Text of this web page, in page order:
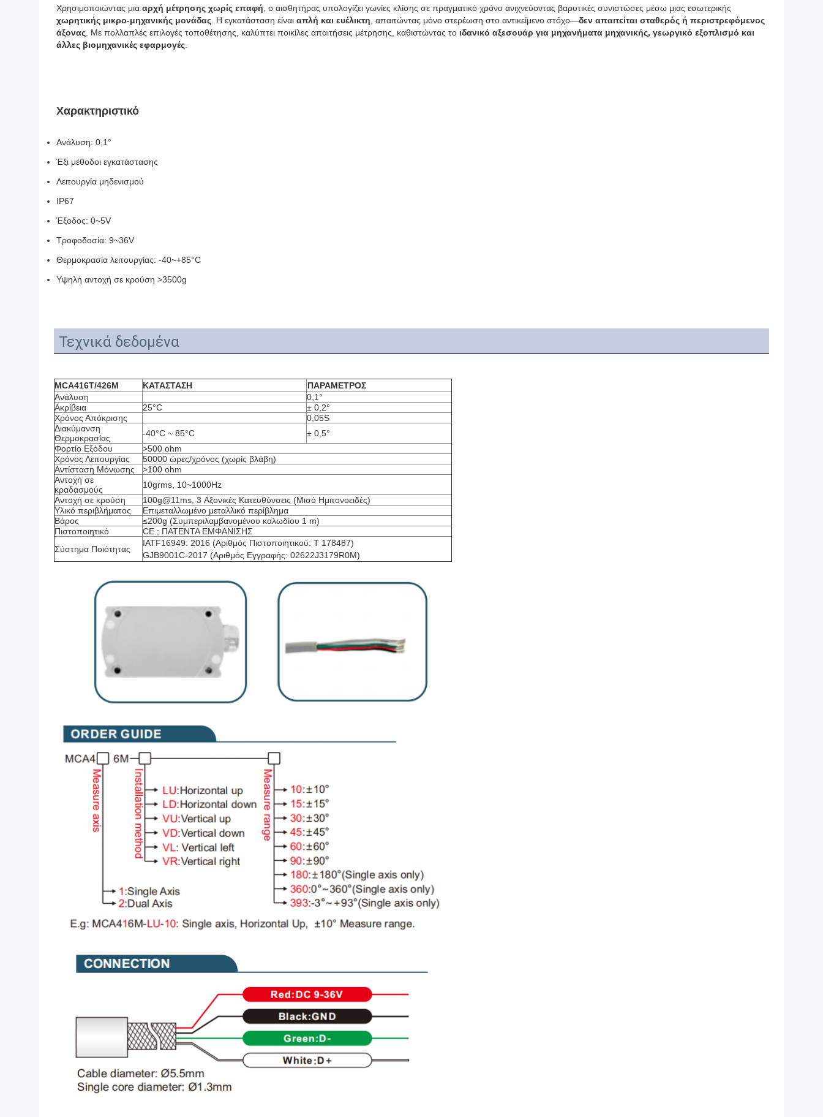
Χρησιμοποιώντας μια αρχή μέτρησης χωρίς επαφή
χωρητικής μικρο-μηχανικής μονάδας . Η εγκατάσταση είναι απλή και ευέλικτη , απαιτώντας μόνο στερέωση στο αντικείμενο στόχο—δεν απαιτείται σταθερός ή περιστρεφόμενος
άξονας . Με πολλαπλές επιλογές τοποθέτησης, καλύπτει ποικίλες απαιτήσεις μέτρησης, καθιστώντας το ιδανικό αξεσουάρ για μηχανήματα μηχανικής, γεωργικό εξοπλισμό και
άλλες βιομηχανικές εφαρμογές
Χαρακτηριστικό
Ανάλυση: 0,1°
Έξι μέθοδοι εγκατάστασης
Λειτουργία μηδενισμού
IP67
Έξοδος: 0~5V
Τροφοδοσία: 9~36V
Θερμοκρασία λειτουργίας: -40~+85°C
Υψηλή αντοχή σε κρούση >3500g
Τεχνικά δεδομένα
MCA416T/426M ΚΑΤΑΣΤΑΣΗ
ΠΑΡΑΜΕΤΡΟΣ
Ανάλυση
0,1°
Ακρίβεια
25°C
± 0,2°
Χρόνος Απόκρισης
0,05S
Διακύμανση
Θερμοκρασίας
-40°C ~ 85°C
± 0,5°
Φορτίο Εξόδου
>500 ohm
Χρόνος Λειτουργίας
50000 ώρες/χρόνος (χωρίς βλάβη)
Αντίσταση Μόνωσης
>100 ohm
Αντοχή σε
κραδασμούς
10grms, 10~1000Hz
Αντοχή σε κρούση
100g@11ms, 3 Αξονικές Κατευθύνσεις (Μισό Ημιτονοειδές)
Υλικό περιβλήματος
Επιμεταλλωμένο μεταλλικό περίβλημα
Βάρος
≤200g (Συμπεριλαμβανομένου καλωδίου 1 m)
Πιστοποιητικό
CE ; ΠΑΤΕΝΤΑ ΕΜΦΑΝΙΣΗΣ
Σύστημα Ποιότητας
IATF16949: 2016 (Αριθμός Πιστοποιητικού: T 178487)
GJB9001C-2017 (Αριθμός Εγγραφής: 02622J3179R0M)